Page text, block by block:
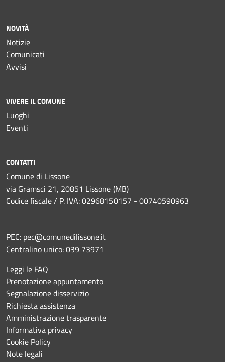
NOVITÀ
Notizie
Comunicati
Avvisi
VIVERE IL COMUNE
Luoghi
Eventi
CONTATTI
Comune di Lissone
via Gramsci 21, 20851 Lissone (MB)
Codice fiscale / P. IVA: 02968150157 - 00740590963
PEC: pec@comunedilissone.it
Centralino unico:039 73971
Leggi le FAQ
Prenotazione appuntamento
Segnalazione disservizio
Richiesta assistenza
Amministrazione trasparente
Informativa privacy
Cookie Policy
Note legali